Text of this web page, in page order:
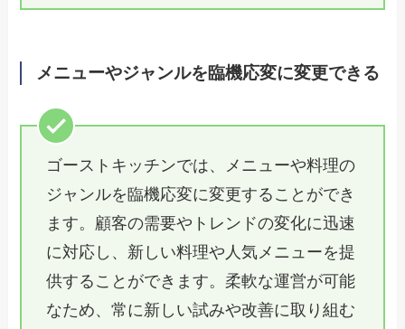
メニューやジャンルを臨機応変に変更できる
ゴーストキッチンでは、メニューや料理の
ジャンルを臨機応変に変更することができ
ます。顧客の需要やトレンドの変化に迅速
に対応し、新しい料理や人気メニューを提
供することができます。柔軟な運営が可能
なため、常に新しい試みや改善に取り組む